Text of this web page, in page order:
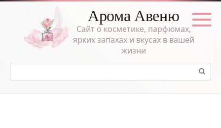
Перейти
Арома Авеню
Сайт о косметике, парфюмах,
ярких запахах и вкусах в вашей
жизни
Поиск: